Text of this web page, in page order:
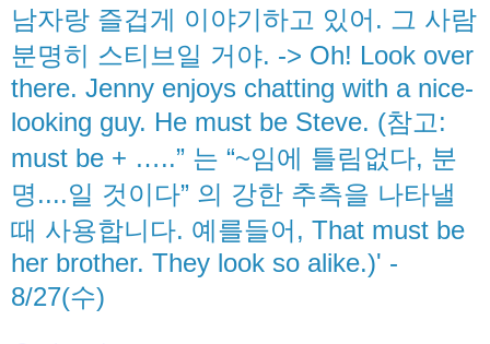
남자랑 즐겁게 이야기하고 있어. 그 사람
분명히 스티브일 거야. -> Oh! Look over
there. Jenny enjoys chatting with a nice-
looking guy. He must be Steve. (참고:
must be + …..” 는 “~임에 틀림없다, 분
명....일 것이다” 의 강한 추측을 나타낼
때 사용합니다. 예를들어, That must be
her brother. They look so alike.)' -
8/27(수)